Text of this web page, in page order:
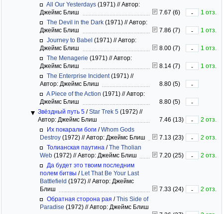
All Our Yesterdays (1971) //Автор:
Джеймс Блиш
7.67 (6) -
1 отз.
The Devil in the Dark (1971) //Автор:
Джеймс Блиш
7.86 (7) -
1 отз.
Journey to Babel (1971) //Автор:
Джеймс Блиш
8.00 (7) -
1 отз.
The Menagerie (1971) //Автор:
Джеймс Блиш
8.14 (7) -
1 отз.
The Enterprise Incident(1971) //
Автор: Джеймс Блиш
8.80 (5)
-
A Piece of the Action (1971) //Автор:
Джеймс Блиш
8.80 (5)
-
Звёздный путь 5 /Star Trek 5 (1972) //
Автор: Джеймс Блиш
7.46 (13) -
2 отз.
Их покарали боги /Whom Gods
Destroy (1972) //Автор: Джеймс Блиш 7.13 (23) -
2 отз.
Толианская паутина /The Tholian
Web (1972) //Автор: Джеймс Блиш 7.20 (25) -
2 отз.
Да будет это твоим последним
полем битвы / Let That Be Your Last
Battlefield (1972) //Автор: Джеймс
Блиш
7.33 (24) -
2 отз.
Обратная сторона рая /This Side of
Paradise (1972) //Автор: Джеймс Блиш